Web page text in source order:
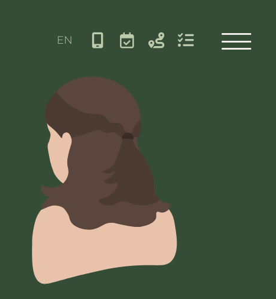
Sprache auswählen
EN